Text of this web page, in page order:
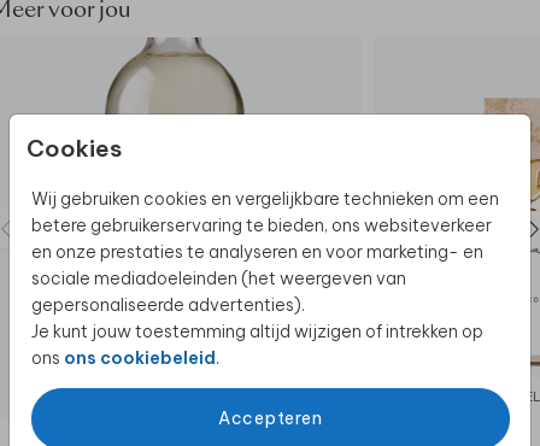
Cookies
Wij gebruiken cookies en vergelijkbare technieken om een
betere gebruikerservaring te bieden, ons websiteverkeer
en onze prestaties te analyseren en voor marketing- en
sociale mediadoeleinden (het weergeven van
gepersonaliseerde advertenties).
Je kunt jouw toestemming altijd wijzigen of intrekken op
ons ons cookiebeleid.
Accepteren
schildersezel.
voor jou